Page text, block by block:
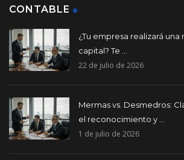
CONTABLE
¿Tu empresa realizará
capital? Te ...
22 de julio de 2026
Mermas vs. Desmedros:
el reconocimiento y ...
1 de julio de 2026